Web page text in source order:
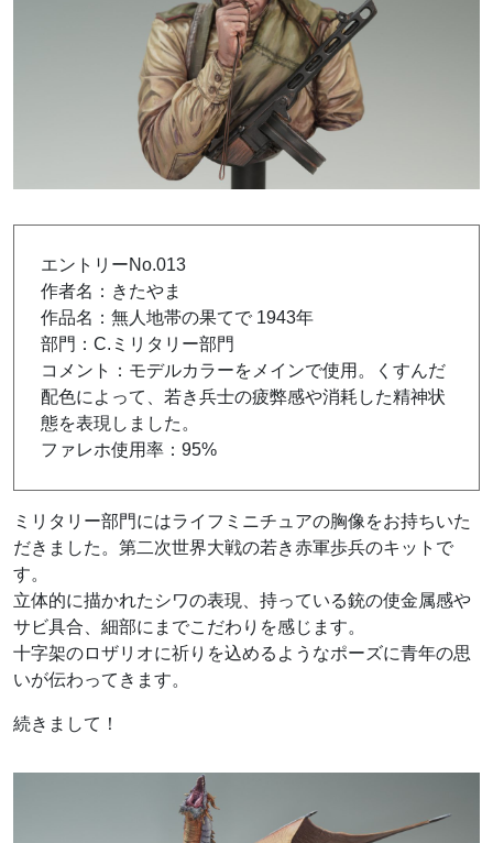
エントリーNo.013
作者名：きたやま
作品名：無人地帯の果てで 1943年
部門：C.ミリタリー部門
コメント：モデルカラーをメインで使用。くすんだ
配色によって、若き兵士の疲弊感や消耗した精神状
態を表現しました。
ファレホ使用率：95%
ミリタリー部門にはライフミニチュアの胸像をお持ちいた
だきました。第二次世界大戦の若き赤軍歩兵のキットで
す。
立体的に描かれたシワの表現、持っている銃の使金属感や
サビ具合、細部にまでこだわりを感じます。
十字架のロザリオに祈りを込めるようなポーズに青年の思
いが伝わってきます。
続きまして！